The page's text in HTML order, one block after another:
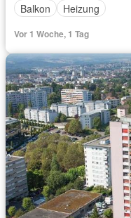
Balkon
Heizung
Vor 1 Woche, 1 Tag